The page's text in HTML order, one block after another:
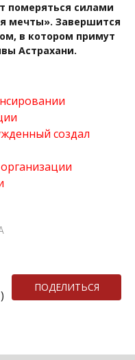
померяться силами
мечты». Завершится
в котором примут
Астрахани.
создал
ПОДЕЛИТЬСЯ